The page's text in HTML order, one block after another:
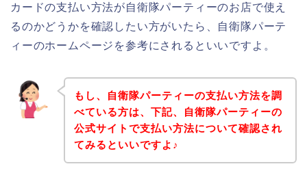
カードの支払い方法が自衛隊パーティーのお店で使え
るのかどうかを確認したい方がいたら、自衛隊パーテ
ィーのホームページを参考にされるといいですよ。
もし、自衛隊パーティーの支払い方法を調
べている方は、下記、自衛隊パーティーの
公式サイトで支払い方法について確認され
てみるといいですよ♪